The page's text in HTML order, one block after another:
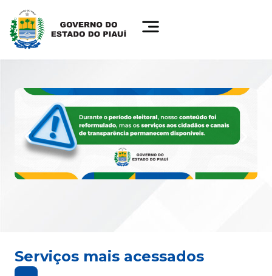
Serviços mais acessados